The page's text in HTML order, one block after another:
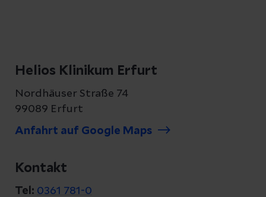
Helios Klinikum Erfurt
Nordhäuser Straße 74
99089 Erfurt
Anfahrt auf Google Maps
Kontakt
Tel: 0361 781-0